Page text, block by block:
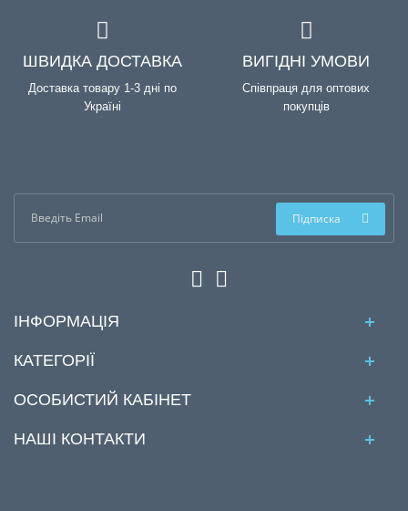
ШВИДКА ДОСТАВКА
Доставка товару 1-3 дні по
Україні
ВИГІДНІ УМОВИ
Співпраця для оптових
покупців
Підписка
ІНФОРМАЦІЯ
КАТЕГОРІЇ
ОСОБИСТИЙ КАБІНЕТ
НАШІ КОНТАКТИ